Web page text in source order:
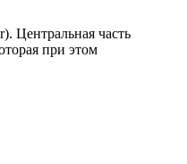
Центральная часть
при этом